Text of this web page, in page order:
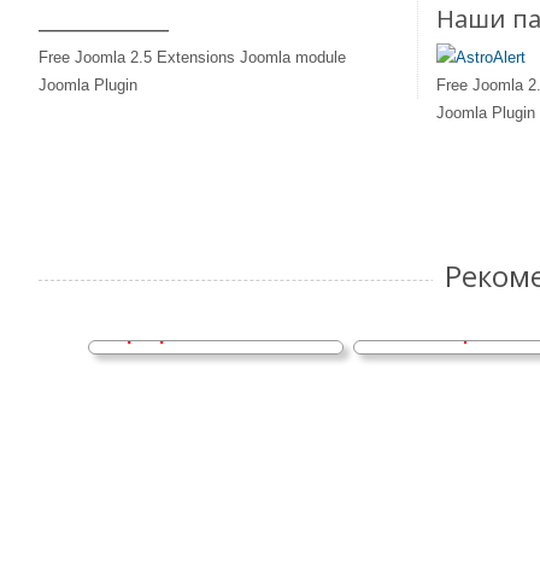
Free Joomla 2.5 Extensions Joomla module
Joomla Plugin
Наши
Free Joomla
Joomla Plugin